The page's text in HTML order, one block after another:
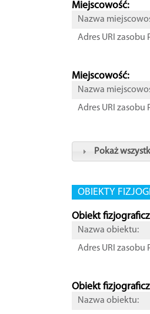
Miejscowość:
Nazwa
Adres URI zasobu
Miejscowość:
Nazwa
Adres URI zasobu
Pokaż
OBIEKTY
Obiekt
Nazwa obiektu:
Adres URI zasobu
Obiekt
Nazwa obiektu: